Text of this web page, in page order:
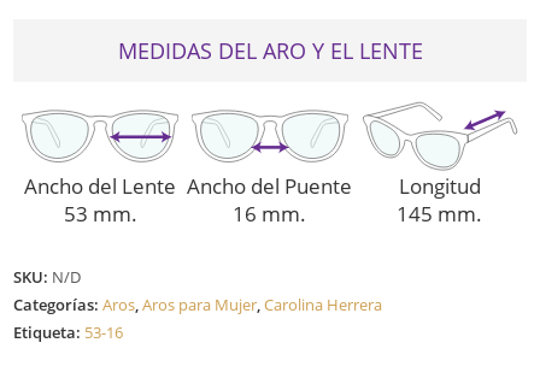
MEDIDAS DEL ARO Y EL LENTE
Ancho del Lente
53 mm.
Ancho del Puente
16 mm.
Longitud
145 mm.
SKU: N/D
Categorías:Aros,Aros para Mujer,Carolina Herrera
Etiqueta: 53-16